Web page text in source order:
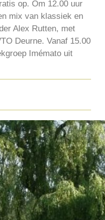
op. Om 12.00 uur
mix van klassiek en
Alex Rutten, met
Deurne. Vanaf 15.00
Imémato uit